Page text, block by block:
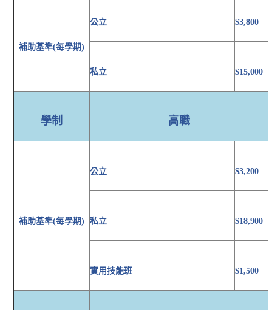
補助基準(每學期)
公立 $3,800
私立 $15,000
學制 高職
補助基準(每學期)
公立 $3,200
私立 $18,900
實用技能班 $1,500